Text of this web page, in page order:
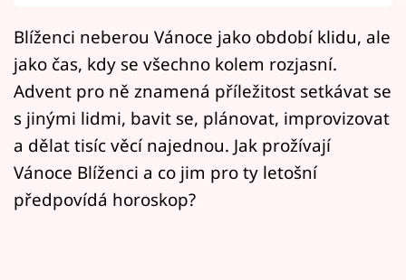
Přihlášení
Sledujte nás
Blíženci neberou Vánoce jako období klidu, ale
jako čas, kdy se všechno kolem rozjasní.
Advent pro ně znamená příležitost setkávat se
s jinými lidmi, bavit se, plánovat, improvizovat
a dělat tisíc věcí najednou. Jak prožívají
Vánoce Blíženci a co jim pro ty letošní
předpovídá horoskop?